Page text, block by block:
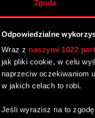
Zgoda
Odpowiedzialne
Wraz z naszymi 1022
jak pliki cookie, w celu
naprzeciw oczekiwaniom
w jakich celach to robi.
Jeśli wyrazisz na to
uchwał Zwyczajnego
7/2019
optimus skarb
kasacyjnej od wyroku
Art. 17 ust. 1 pkt 1
22/2018 z… Czytaj dalej